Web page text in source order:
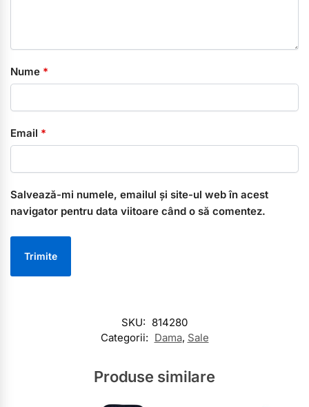
Nume *
Email *
Salvează-mi numele, emailul și site-ul web în acest
navigator pentru data viitoare când o să comentez.
SKU: 814280
Categorii: Dama, Sale
Produse similare